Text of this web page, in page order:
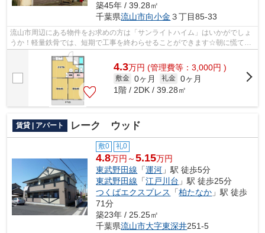
築45年 / 39.28㎡
千葉県流山市向小金 ３丁目85-33
流山市周辺にある物件をお求めの方は「サンライトハイム」はいかがでしょ
うか！軽量鉄骨では、短期で工事を終わらせることができます☆朝に慌てる
ことなく行動するために駅から徒歩10分...
4.3万円 (管理費等：3,000円 )
敷金 0ヶ月 礼金 0ヶ月
1階 / 2DK / 39.28㎡
賃貸 | アパート レーク ウッド
敷0 礼0
4.8万円～5.15万円
東武野田線 「運河 」駅 徒歩5分
東武野田線 「江戸川台 」駅 徒歩25分
つくばエクスプレス
「柏たなか 」駅 徒歩
71分
築23年 / 25.25㎡
千葉県流山市大字東深井251-5